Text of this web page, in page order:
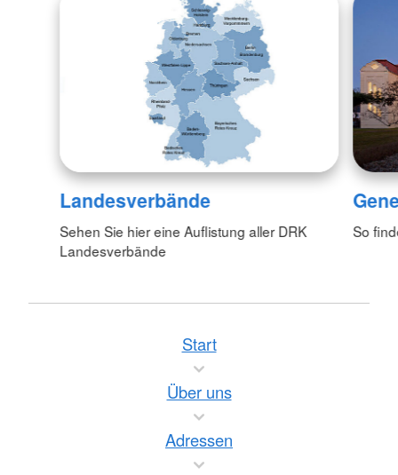
Landesverbände
Sehen Sie hier eine Auflistung aller DRK
Landesverbände
So
Start
Über uns
Adressen